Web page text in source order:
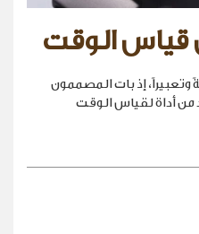
قياس الوقت
إذ بات المصممون
من أداة لقياس الوقت